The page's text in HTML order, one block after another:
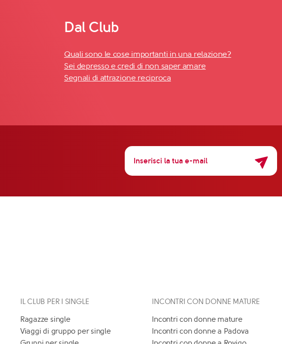
Dal Club
Quali sono le cose importanti in una relazione?
Sei depresso e credi di non saper amare
Segnali di attrazione reciproca
IL CLUB PER I SINGLE
Ragazze single
Viaggi di gruppo per single
INCONTRI CON DONNE MATURE
Incontri con donne mature
Incontri con donne a Padova